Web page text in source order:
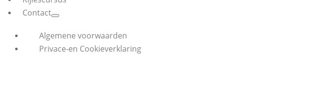
Contact
Algemene voorwaarden
Privace-en Cookieverklaring